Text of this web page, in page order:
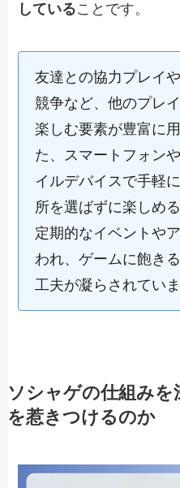
していることです。
友達との協力プレイ
競争など、他のプレ
楽しむ要素が豊富に
た、スマートフォン
イルデバイスで手軽
所を選ばずに楽しめ
定期的なイベントや
われ、ゲームに飽き
工夫が凝らされていま
ソシャゲの仕組み
を惹きつけるのか